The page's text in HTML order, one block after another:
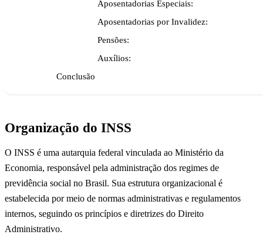
Aposentadorias Especiais:
Aposentadorias por Invalidez:
Pensões:
Auxílios:
Conclusão
Organização do INSS
O INSS é uma autarquia federal vinculada ao Ministério da
Economia, responsável pela administração dos regimes de
previdência social no Brasil. Sua estrutura organizacional é
estabelecida por meio de normas administrativas e regulamentos
internos, seguindo os princípios e diretrizes do Direito
Administrativo.